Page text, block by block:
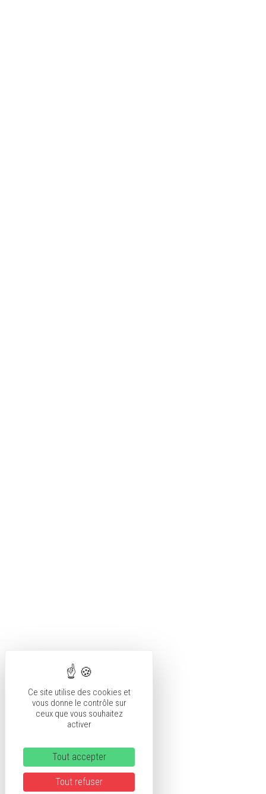
Ce site utilise des cookies et
vous donne le contrôle sur
ceux que vous souhaitez
activer
Tout accepter
Tout refuser